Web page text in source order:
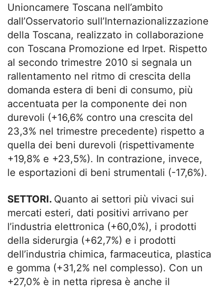
Unioncamere Toscana nell’ambito
dall’Osservatorio sull’Internazionalizzazione
della Toscana, realizzato in collaborazione
con Toscana Promozione ed Irpet. Rispetto
al secondo trimestre 2010 si segnala un
rallentamento nel ritmo di crescita della
domanda estera di beni di consumo, più
accentuata per la componente dei non
durevoli (+16,6% contro una crescita del
23,3% nel trimestre precedente) rispetto a
quella dei beni durevoli (rispettivamente
+19,8% e +23,5%). In contrazione, invece,
le esportazioni di beni strumentali (-17,6%).
SETTORI. Quanto ai settori più vivaci sui
mercati esteri, dati positivi arrivano per
l’industria elettronica (+60,0%), i prodotti
della siderurgia (+62,7%) e i prodotti
dell’industria chimica, farmaceutica, plastica
e gomma (+31,2% nel complesso). Con un
+27,0% è in netta ripresa è anche il